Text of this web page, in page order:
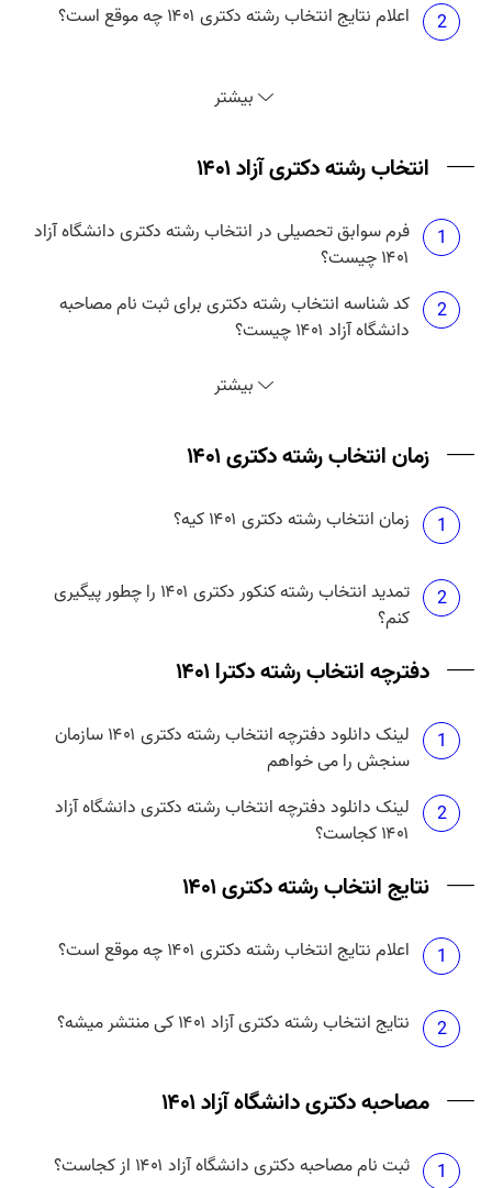
2 اعلام نتایج انتخاب رشته دکتری ۱۴۰۱ چه موقع است؟
بیشتر
انتخاب رشته دکتری آزاد ۱۴۰۱
1
فرم سوابق تحصیلی در انتخاب رشته دکتری دانشگاه آزاد
۱۴۰۱ چیست؟
2
کد شناسه انتخاب رشته دکتری برای ثبت نام مصاحبه
دانشگاه آزاد ۱۴۰۱ چیست؟
انتخاب رشته دکتری آزاد ۱۴۰۱ چه زمانی است؟
حداکثر تعداد انتخاب رشته دکتری آزاد ۱۴۰۱ چند تا است؟
5
بیشتر
زمان انتخاب رشته دکتری ۱۴۰۱
1 زمان انتخاب رشته دکتری ۱۴۰۱ کیه؟
2
تمدید انتخاب رشته کنکور دکتری ۱۴۰۱ را چطور پیگیری
کنم؟
دفترچه انتخاب رشته دکترا ۱۴۰۱
1
لینک دانلود دفترچه انتخاب رشته دکتری ۱۴۰۱ سازمان
سنجش را می خواهم
2
لینک دانلود دفترچه انتخاب رشته دکتری دانشگاه آزاد
۱۴۰۱ کجاست؟
نتایج انتخاب رشته دکتری ۱۴۰۱
1 اعلام نتایج انتخاب رشته دکتری ۱۴۰۱ چه موقع است؟
2 نتایج انتخاب رشته دکتری آزاد ۱۴۰۱ کی منتشر میشه؟
مصاحبه دکتری دانشگاه آزاد ۱۴۰۱
1 ثبت نام مصاحبه دکتری دانشگاه آزاد ۱۴۰۱ از کجاست؟